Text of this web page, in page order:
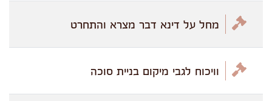
מחל על דינא דבר מצרא והתחרט
וויכוח לגבי מיקום בניית סוכה